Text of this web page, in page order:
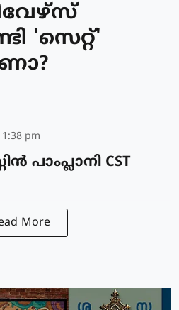
'സെറ്റ്'
pm
പാംപ്ലാനി CST
More